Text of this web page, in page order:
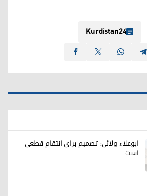
Kurdistan24
ابوعلاء ولائی: تصمیم برای انتقام قطعی
است